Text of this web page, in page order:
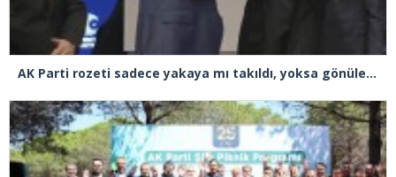
AK Parti rozeti sadece yakaya mı takıldı, yoksa gönüle takılmadı mı?